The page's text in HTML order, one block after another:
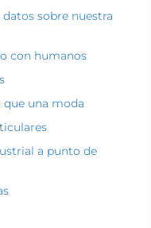
sobre nuestra
con humanos
que una moda
a punto de